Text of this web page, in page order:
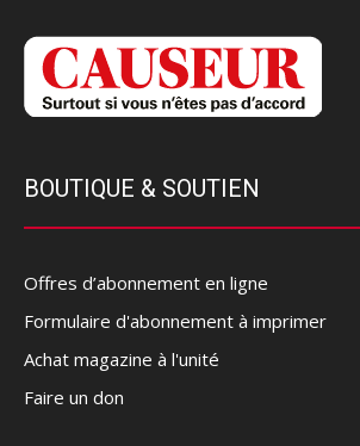
BOUTIQUE & SOUTIEN
Offres d’abonnement en ligne
Formulaire d'abonnement à imprimer
Achat magazine à l'unité
Faire un don